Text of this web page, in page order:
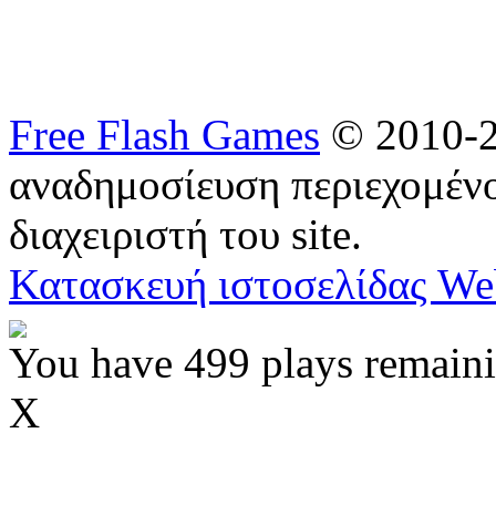
Free Flash Games © 2010-
αναδημοσίευση
διαχειριστή του site.
Κατασκευή ιστοσελίδας